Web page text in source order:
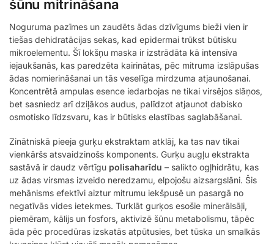
šūnu mitrināšana
Noguruma pazīmes un zaudēts ādas dzīvīgums bieži vien ir
tiešas dehidratācijas sekas, kad epidermai trūkst būtisku
mikroelementu. Šī lokšņu maska ir izstrādāta kā intensīva
iejaukšanās, kas paredzēta kairinātas, pēc mitruma izslāpušas
ādas nomierināšanai un tās veselīga mirdzuma atjaunošanai.
Koncentrētā ampulas esence iedarbojas ne tikai virsējos slāņos,
bet sasniedz arī dziļākos audus, palīdzot atjaunot dabisko
osmotisko līdzsvaru, kas ir būtisks elastības saglabāšanai.
Zinātniskā pieeja gurķu ekstraktam atklāj, ka tas nav tikai
vienkāršs atsvaidzinošs komponents. Gurķu augļu ekstrakta
sastāvā ir daudz vērtīgu polisaharīdu – salikto ogļhidrātu, kas
uz ādas virsmas izveido neredzamu, elpojošu aizsargslāni. Šis
mehānisms efektīvi aiztur mitrumu iekšpusē un pasargā no
negatīvās vides ietekmes. Turklāt gurķos esošie minerālsāļi,
piemēram, kālijs un fosfors, aktivizē šūnu metabolismu, tāpēc
āda pēc procedūras izskatās atpūtusies, bet tūska un smalkās